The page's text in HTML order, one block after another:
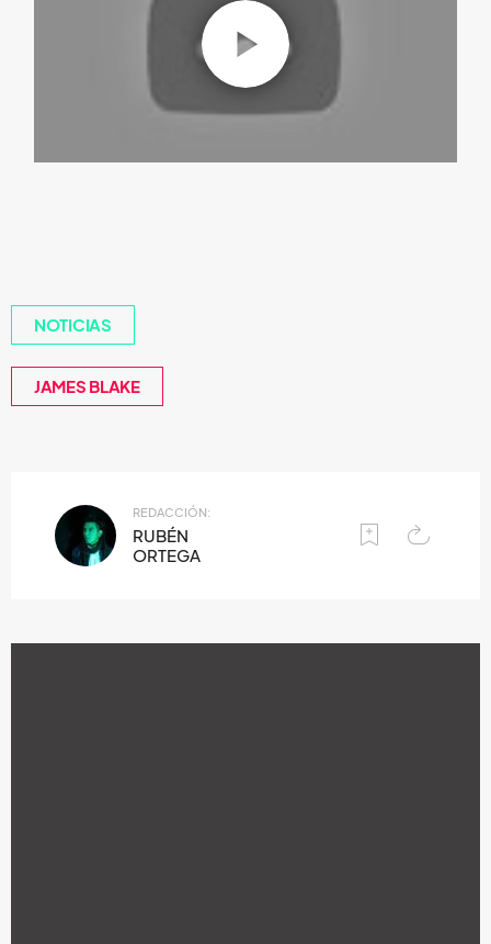
NOTICIAS
JAMES BLAKE
REDACCIÓN:
RUBÉN
ORTEGA